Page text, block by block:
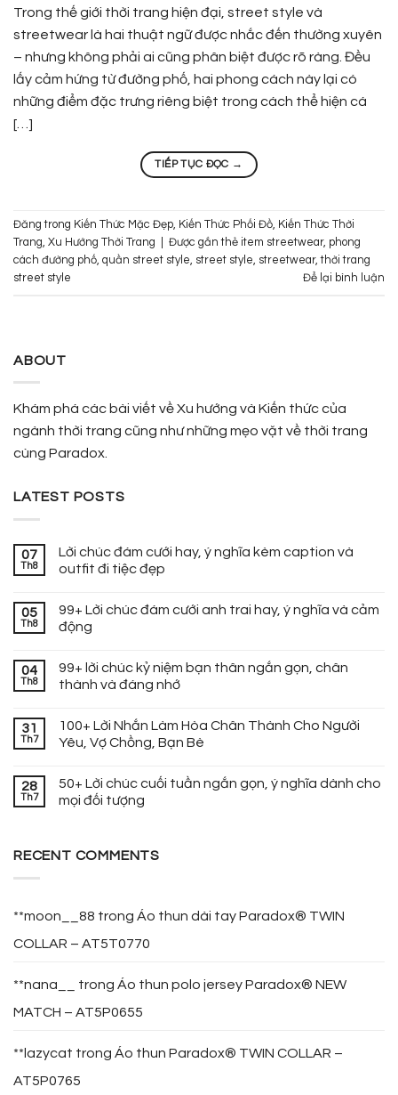
Trong thế giới thời trang hiện đại, street style và
streetwear là hai thuật ngữ được nhắc đến thường xuyên
– nhưng không phải ai cũng phân biệt được rõ ràng. Đều
lấy cảm hứng từ đường phố, hai phong cách này lại có
những điểm đặc trưng riêng biệt trong cách thể hiện cá
[…]
TIẾP TỤC ĐỌC →
Đăng trong Kiến Thức Mặc Đẹp, Kiến Thức Phối Đồ, Kiến Thức Thời
Trang, Xu Hướng Thời Trang Được gắn thẻ item streetwear, phong
cách đường phố, quần street style, street style, streetwear,thời trang
street style
Để lại bình luận
ABOUT
Khám phá các bài viết về Xu hướng và Kiến thức của
ngành thời trang cũng như những mẹo vặt về thời trang
cùng Paradox.
LATEST POSTS
07
Th8
Lời chúc đám cưới hay, ý nghĩa kèm caption và
outfit đi tiệc đẹp
05
Th8
99+ Lời chúc đám cưới anh trai hay, ý nghĩa và cảm
động
04
Th8
99+ lời chúc kỷ niệm bạn thân ngắn gọn, chân
thành và đáng nhớ
31
Th7
100+ Lời Nhắn Làm Hòa Chân Thành Cho Người
Yêu, Vợ Chồng, Bạn Bè
28
Th7
50+ Lời chúc cuối tuần ngắn gọn, ý nghĩa dành cho
mọi đối tượng
RECENT COMMENTS
**moon__88 trong Áo thun dài tay Paradox® TWIN
COLLAR – AT5T0770
**nana__ trong Áo thun polo jersey Paradox® NEW
MATCH – AT5P0655
**lazycat trong Áo thun Paradox® TWIN COLLAR –
AT5P0765